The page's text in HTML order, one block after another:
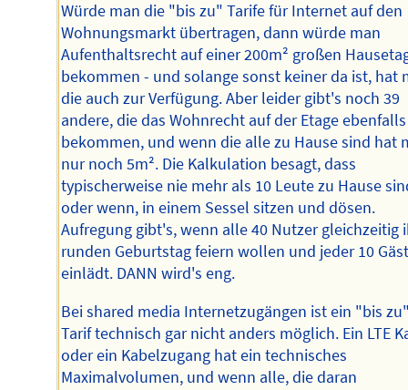
Würde man die "bis zu" Tarife für Internet auf den
Wohnungsmarkt übertragen, dann würde man
Aufenthaltsrecht auf einer 200m² großen
bekommen - und solange sonst keiner da ist, hat
die auch zur Verfügung. Aber leider gibt's noch 39
andere, die das Wohnrecht auf der Etage ebenfalls
bekommen, und wenn die alle zu Hause sind hat
nur noch 5m². Die Kalkulation besagt, dass
typischerweise nie mehr als 10 Leute zu Hause
oder wenn, in einem Sessel sitzen und dösen.
Aufregung gibt's, wenn alle 40 Nutzer gleichzeitig
runden Geburtstag feiern wollen und jeder 10
einlädt. DANN wird's eng.
Bei shared media Internetzugängen ist ein "bis
Tarif technisch gar nicht anders möglich. Ein LTE
oder ein Kabelzugang hat ein technisches
Maximalvolumen, und wenn alle, die daran